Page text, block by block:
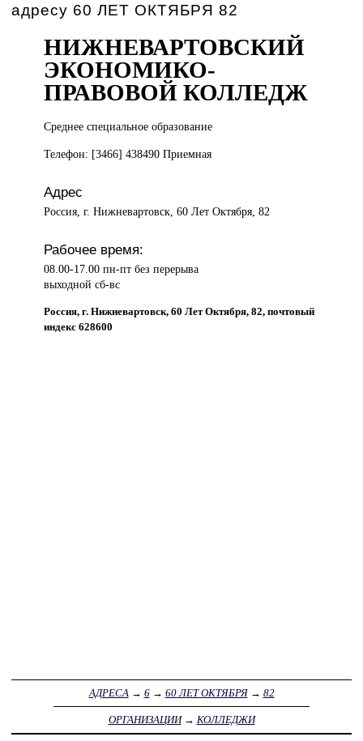
адресу 60 ЛЕТ ОКТЯБРЯ 82
НИЖНЕВАРТОВСКИЙ
ЭКОНОМИКО-
ПРАВОВОЙ КОЛЛЕДЖ
Среднее специальноеобразование
Телефон: [3466] 438490 Приемная
Адрес
Россия, г. Нижневартовск, 60 Лет Октября, 82
Рабочее время:
08.00-17.00 пн-пт без перерыва
выходной сб-вс
Россия, г. Нижневартовск, 60 Лет Октября, 82, почтовый
индекс 628600
АДРЕСА→ 6→ 60 ЛЕТ ОКТЯБРЯ→ 82
ОРГАНИЗАЦИИ→ КОЛЛЕДЖИ